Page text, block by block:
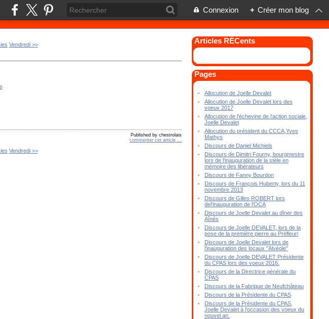
Connexion + Créer mon blog
Vendredi >>
Published by chestrolais
commenter cet article
Vendredi >>
Articles RÉCents
Pages
Allocution de Joelle Devalet
Allocution de Joelle Devalet lors des
voeux 2017
Allocution de l'échevine de l'action sociale,
Joelle Devalet
Allocution du président du CCCA,Yves
Mathys
Discours de Daniel Michiels
Discours de Dimitri Fourny, bourgmestre
lors de l'inauguration de la stèle en
mémoire des libérateurs
Discours de Fanny Bourdon
Discours de François Huberty, lors du 11
novembre 2013
Discours de Gilles ROBERT lors
del'inauguration de l'OCA
Discours de Joelle Devalet au dîner des
Aînés
Discours de Joelle DEVALET, lors de la
pose de la première pierre au Préfleuri
Discours de Joelle Devalet lors de
l'inauguration des locaux "Alvéole"
Discours de Joelle DEVALET Présidente
du CPAS lors des voeux 2016.
Discours de la Directrice générale du
CPAS
Discours de la Fabrique de Neufchâteau
Discours de la Présidente du CPAS
Discours de la Présidente du CPAS,
Joelle Devalet à l'occasion des voeux du
nouvel an.